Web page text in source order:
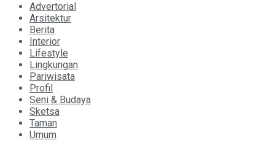
Advertorial
Arsitektur
Berita
Interior
Lifestyle
Lingkungan
Pariwisata
Profil
Seni & Budaya
Sketsa
Taman
Umum